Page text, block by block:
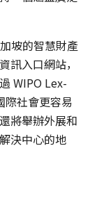
坡的智慧財產
訊入口網站，
WIPO Lex-
社會更容易
將舉辦外展和
決中心的地